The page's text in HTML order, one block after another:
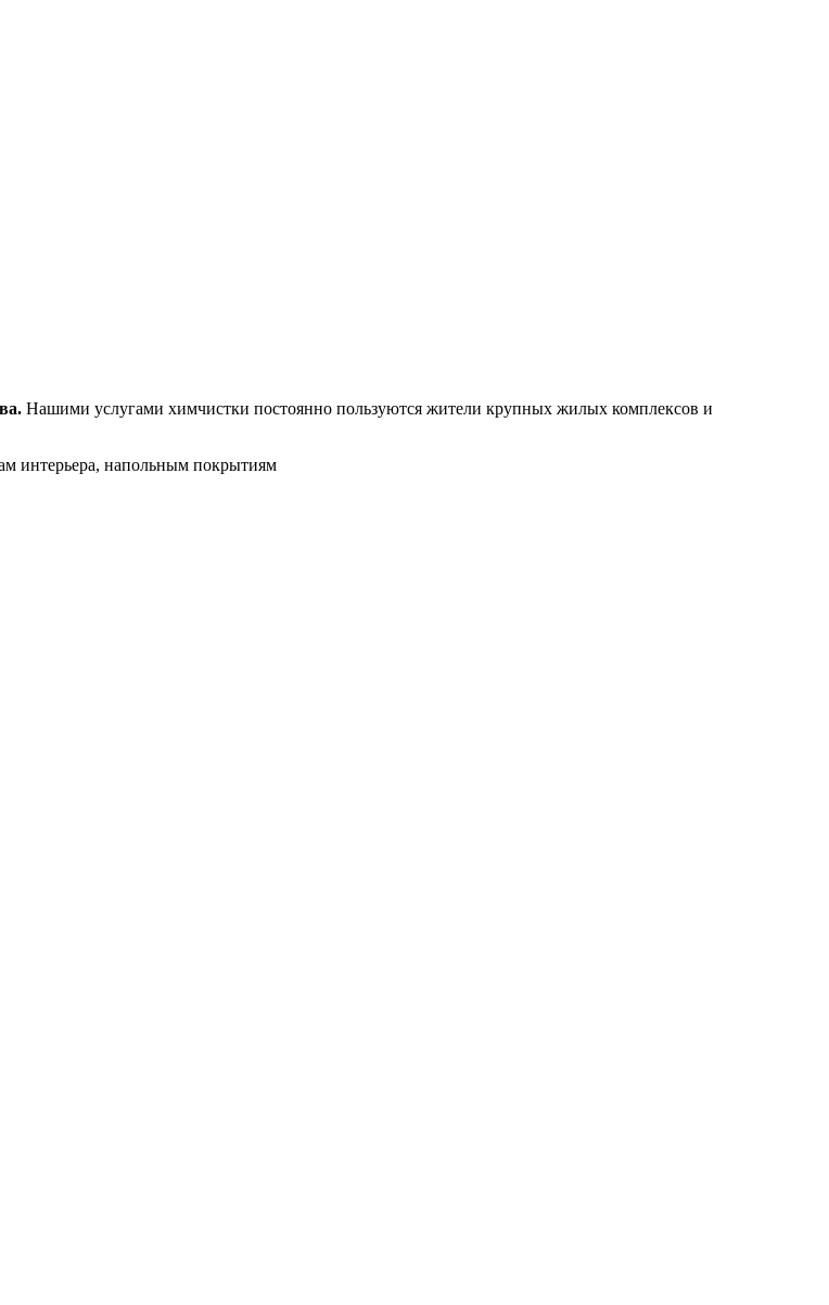
Нашими услугами химчистки постоянно пользуются жители крупных жилых комплексов и
интерьера, напольным покрытиям